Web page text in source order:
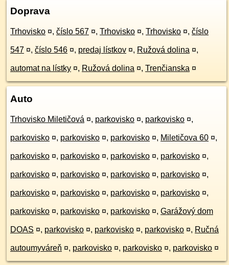
Doprava
Trhovisko ¤, číslo 567 ¤, Trhovisko ¤, Trhovisko ¤, číslo
547 ¤, číslo 546 ¤, predaj lístkov ¤, Ružová dolina ¤,
automat na lístky ¤, Ružová dolina ¤, Trenčianska ¤
Auto
Trhovisko Miletičová ¤, parkovisko ¤, parkovisko ¤,
parkovisko ¤, parkovisko ¤, parkovisko ¤, Miletičova 60 ¤,
parkovisko ¤, parkovisko ¤, parkovisko ¤, parkovisko ¤,
parkovisko ¤, parkovisko ¤, parkovisko ¤, parkovisko ¤,
parkovisko ¤, parkovisko ¤, parkovisko ¤, parkovisko ¤,
parkovisko ¤, parkovisko ¤, parkovisko ¤, Garážový dom
DOAS ¤, parkovisko ¤, parkovisko ¤, parkovisko ¤, Ručná
autoumyváreň ¤, parkovisko ¤, parkovisko ¤, parkovisko ¤